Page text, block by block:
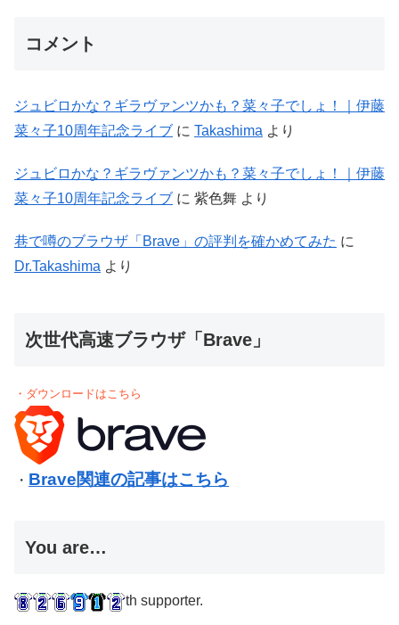
コメント
ジュビロかな？ギラヴァンツかも？菜々子でしょ！｜伊藤
菜々子10周年記念ライブ に Takashima より
ジュビロかな？ギラヴァンツかも？菜々子でしょ！｜伊藤
菜々子10周年記念ライブ に 紫色舞 より
巷で噂のブラウザ「Brave」の評判を確かめてみた に
Dr.Takashima より
次世代高速ブラウザ「Brave」
・ダウンロードはこちら
・ Brave関連の記事はこちら
You are…
th supporter.